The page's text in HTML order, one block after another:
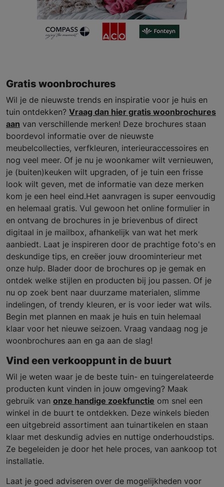
Gratis woonbrochures
Wil je de nieuwste trends en inspiratie voor je huis en
tuin ontdekken? Vraag dan hier gratis woonbrochures
aan van verschillende merken! Deze brochures staan
boordevol informatie over de nieuwste
meubelcollecties, verfkleuren, interieuraccessoires en
nog veel meer. Of je nu je woonkamer wilt vernieuwen,
je (buiten)keuken wilt upgraden, of je tuin een frisse
look wilt geven, met de informatie van deze merken
kom je een heel eind.Het aanvragen is super eenvoudig
en helemaal gratis. Vul gewoon het online formulier in
en ontvang de brochures in je brievenbus of direct
digitaal in je mailbox, afhankelijk van wat het merk
aanbiedt. Laat je inspireren door de prachtige foto's en
deskundige tips, en creëer jouw droominterieur met
onze hulp. Blader door de brochures op je gemak en
ontdek welke stijlen en producten bij jou passen. Of je
nu op zoek bent naar duurzame materialen, slimme
indelingen, of trendy kleuren, er is voor ieder wat wils.
Begin met plannen en maak je huis en tuin helemaal
klaar voor het nieuwe seizoen. Vraag vandaag nog je
woonbrochures aan en ga aan de slag!
Vind een verkooppunt in de buurt
Wil je weten waar je de beste tuin- en tuingerelateerde
producten kunt vinden in jouw omgeving? Maak
gebruik van onze handige zoekfunctie om snel een
winkel in de buurt te ontdekken. Deze winkels bieden
een uitgebreid assortiment aan tuinartikelen en staan
klaar met deskundig advies en nuttige onderhoudstips.
Ze begeleiden je door het hele proces, van aankoop tot
installatie.
Laat je goed adviseren over de mogelijkheden voor